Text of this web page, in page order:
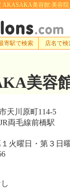
AKASAKA美容館:美容院
寄駅で検索 店名で検
美容
天川原町114-5
両毛線前橋駅
火曜日・第３日